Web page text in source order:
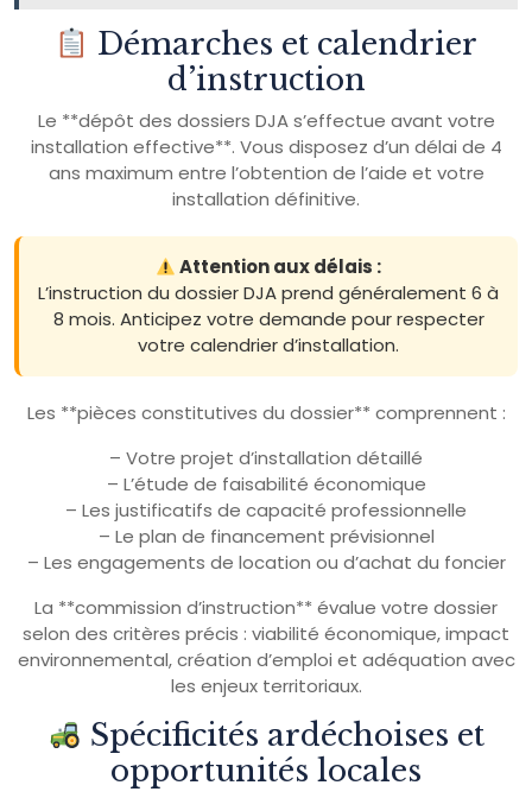
Démarches et calendrier
d’instruction
Le **dépôt des dossiers DJA s’effectue avant votre
installation effective**. Vous disposez d’un délai de 4
ans maximum entre l’obtention de l’aide et votre
installation définitive.
Attention aux délais :
L’instruction du dossier DJA prend généralement 6 à
8 mois. Anticipez votre demande pour respecter
votre calendrier d’installation.
Les **pièces constitutives du dossier** comprennent :
– Votre projet d’installation détaillé
– L’étude de faisabilité économique
– Les justificatifs de capacité professionnelle
– Le plan de financement prévisionnel
– Les engagements de location ou d’achat du foncier
La **commission d’instruction** évalue votre dossier
selon des critères précis : viabilité économique, impact
environnemental, création d’emploi et adéquation avec
les enjeux territoriaux.
Spécificités ardéchoises et
opportunités locales